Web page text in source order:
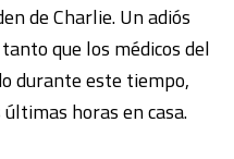
de Charlie. Un adiós
que los médicos del
durante este tiempo,
horas en casa.